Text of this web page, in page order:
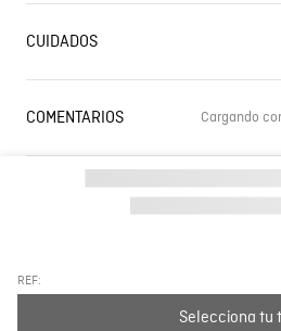
REF:
Selecciona tu
CUIDADOS
COMENTARIOS Cargando
Cargando el resumen…
Por favor, inicia sesión para